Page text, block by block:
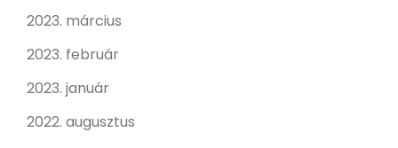
2023. március
2023. február
2023. január
2022. augusztus